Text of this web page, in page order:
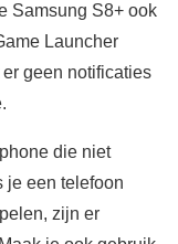
Samsung S8+ ook
Launcher
geen notificaties
die niet
je een telefoon
zijn er